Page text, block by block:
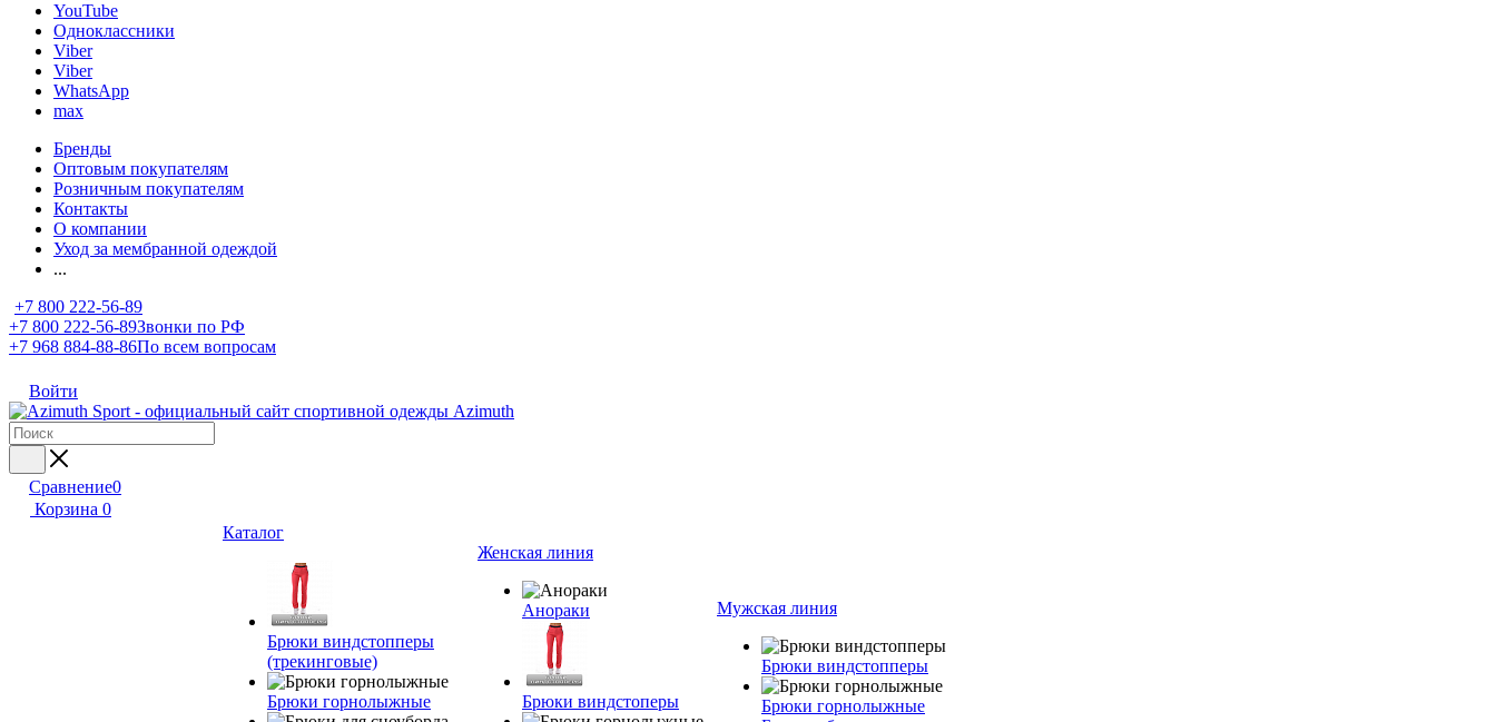
YouTube
Одноклассники
Viber
Viber
WhatsApp
max
Бренды
Оптовым покупателям
Розничным покупателям
Контакты
О компании
Уход за мембранной одеждой
...
+7 800 222-56-89
+7 800 222-56-89Звонки по РФ
+7 968 884-88-86По всем вопросам
Войти
Сравнение0
Корзина 0
Каталог
Брюки виндстопперы
(трекинговые)
Брюки горнолыжные
Женская линия
Анораки
Брюки виндстоперы
Мужская линия
Брюки виндстопперы
Брюки горнолыжные